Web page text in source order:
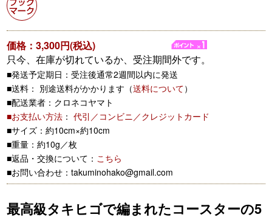
価格：3,300円(税込)
只今、在庫が切れているか、受注期間外です。
■発送予定期日：受注後通常2週間以内に発送
■送料： 別途送料がかかります（送料について）
■配送業者：クロネコヤマト
■お支払い方法 ：代引／コンビニ／クレジットカード
■サイズ：約10cm×約10cm
■重量：約10g／枚
■返品・交換について： こちら
■お問い合わせ：takuminohako@gmail.com
最高級タキヒゴで編まれたコースターの5